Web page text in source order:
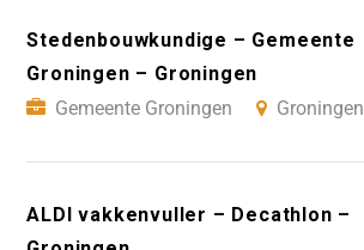
Stedenbouwkundige – Gemeente
Groningen – Groningen
Gemeente Groningen
Groningen
ALDI vakkenvuller – Decathlon –